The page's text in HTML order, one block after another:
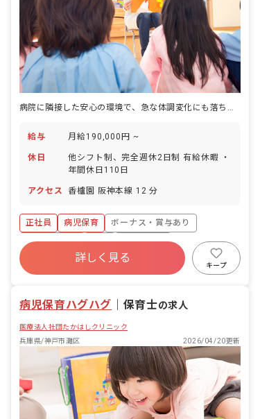
給与 月給190,000円 ~
休日
他シフト制、完全週休2日制 有給休暇 ・
年間休日110日
アクセス 香櫨園 阪神本線 12 分
正社員 病児保育
ボーナス・賞与あり
社会保険完備
有給
退職金制度
産休育休制度
詳しく見る
キープ
病児保育ハグハグ 保育士の求人
医療法人社団たかはしクリニック
兵庫県/神戸市灘区
2026/04/20更新